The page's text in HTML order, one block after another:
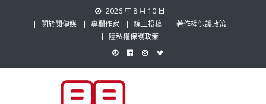
2026 年 8 月 10 日
關於閱傳媒
專欄作家 線上投稿
著作權保護政策
隱私權保護政策